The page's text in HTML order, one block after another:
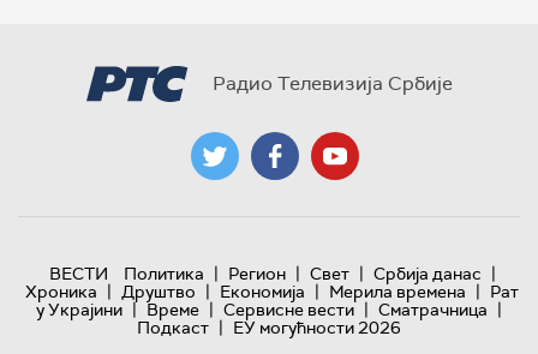
Радио Телевизија Србије
ВЕСТИ Политика | Регион | Свет | Србија данас |
Хроника | Друштво | Економија | Мерила времена | Рат
у Украјини | Време | Сервисне вести | Сматрачница |
Подкаст | ЕУ могућности 2026